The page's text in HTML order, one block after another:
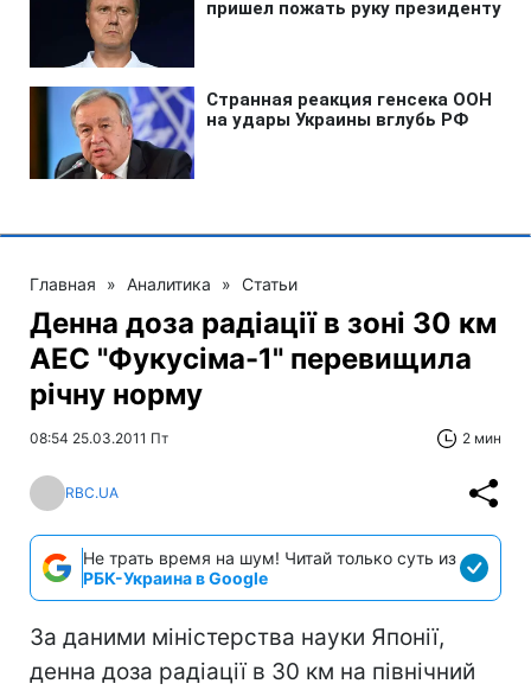
Главная » Аналитика » Статьи
Денна доза радіації в зоні 30 км
АЕС "Фукусіма-1" перевищила
річну норму
08:54 25.03.2011 Пт 2 мин
RBC.UA
Не трать время на шум! Читай только суть из
РБК-Украина в Google
За даними міністерства науки Японії,
денна доза радіації в 30 км на північний